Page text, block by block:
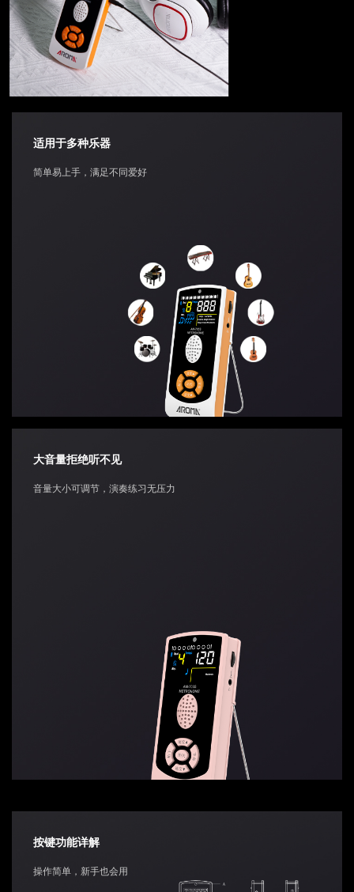
适用于多种乐器
简单易上手，满足不同爱好
大音量拒绝听不见
音量大小可调节，演奏练习无压力
按键功能详解
操作简单，新手也会用